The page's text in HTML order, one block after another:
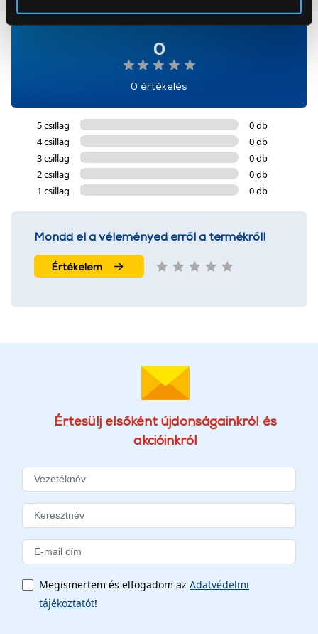
cookie-k személyazonosítására nem alkalmasak,
szolgáltatásaink biztosításához szükségesek. Az oldal
használatával Ön elfogadja a cookie-k használatát.
0
0 értékelés
5 csillag
0 db
4 csillag
0 db
3 csillag
0 db
2 csillag
0 db
1 csillag
0 db
Mondd el a véleményed erről a termékről!
Értékelem
Értesülj elsőként újdonságainkról és
akcióinkról
Megismertem és elfogadom az Adatvédelmi
tájékoztatót!